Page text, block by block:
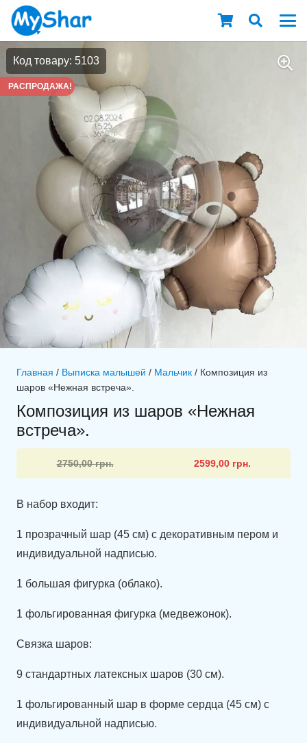
Код товару: 5103
РАСПРОДАЖА!
Главная / Выписка малышей / Мальчик / Композиция из
шаров «Нежная встреча».
Композиция из шаров «Нежная
встреча».
2750,00грн.
Первоначальная
цена
составляла
2599,00 грн.
Текущая
цена:
2599,00 грн..
В набор входит:
1 прозрачный шар (45 см) с декоративным пером и
индивидуальной надписью.
1 большая фигурка (облако).
1 фольгированная фигурка (медвежонок).
Связка шаров:
9 стандартных латексных шаров (30 см).
1 фольгированный шар в форме сердца (45 см) с
индивидуальной надписью.